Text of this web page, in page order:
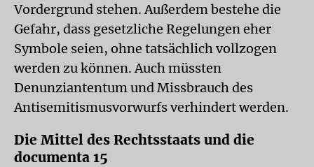
Vordergrund stehen. Außerdem bestehe die
Gefahr, dass gesetzliche Regelungen eher
Symbole seien, ohne tatsächlich vollzogen
werden zu können. Auch müssten
Denunziantentum und Missbrauch des
Antisemitismusvorwurfs verhindert werden.
Die Mittel des Rechtsstaats und die
documenta 15